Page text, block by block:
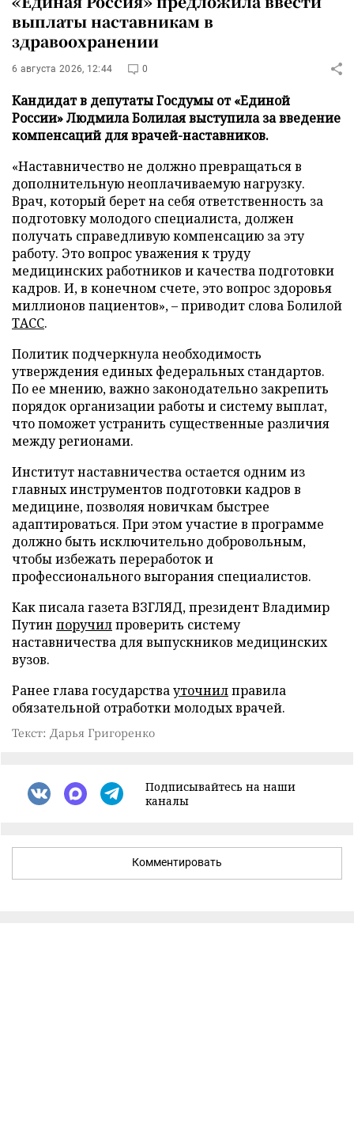
выплаты наставникам в
здравоохранении
6 августа 2026, 12:44 0
Кандидат в депутаты Госдумы от «Единой
России» Людмила Болилая выступила за введение
компенсаций для врачей-наставников.
«Наставничество не должно превращаться в
дополнительную неоплачиваемую нагрузку.
Врач, который берет на себя ответственность за
подготовку молодого специалиста, должен
получать справедливую компенсацию за эту
работу. Это вопрос уважения к труду
медицинских работников и качества подготовки
кадров. И, в конечном счете, это вопрос здоровья
миллионов пациентов», – приводит слова Болилой
ТАСС.
Политик подчеркнула необходимость
утверждения единых федеральных стандартов.
По ее мнению, важно законодательно закрепить
порядок организации работы и систему выплат,
что поможет устранить существенные различия
между регионами.
Институт наставничества остается одним из
главных инструментов подготовки кадров в
медицине, позволяя новичкам быстрее
адаптироваться. При этом участие в программе
должно быть исключительно добровольным,
чтобы избежать переработок и
профессионального выгорания специалистов.
Как писала газета ВЗГЛЯД, президент Владимир
Путин поручилпроверить систему
наставничества для выпускников медицинских
вузов.
Ранее глава государствауточнилправила
обязательной отработки молодых врачей.
Текст: Дарья Григоренко
Подписывайтесь на наши
каналы
Комментировать